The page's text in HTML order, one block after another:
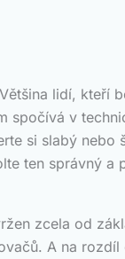
lidí, kteří
v
si slabý
ten správný
zcela od
A na